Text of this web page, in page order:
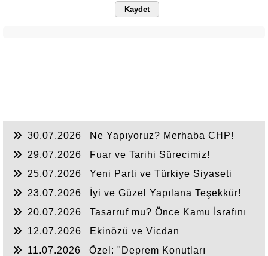
Kaydet
30.07.2026
Ne Yapıyoruz? Merhaba CHP!
29.07.2026
Fuar ve Tarihi Sürecimiz!
25.07.2026
Yeni Parti ve Türkiye Siyaseti
23.07.2026
İyi ve Güzel Yapılana Teşekkür!
20.07.2026
Tasarruf mu? Önce Kamu İsrafını
12.07.2026
Ekinözü ve Vicdan
11.07.2026
Özel: "Deprem Konutları